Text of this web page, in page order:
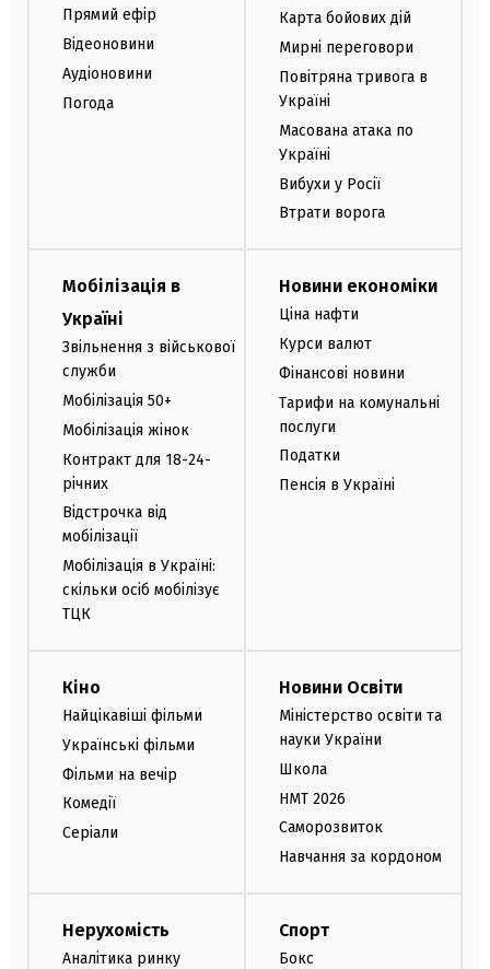
Прямий ефір
Відеоновини
Аудіоновини
Погода
Карта бойових дій
Мирні переговори
Повітряна тривога в
Україні
Масована атака по
Україні
Вибухи у Росії
Втрати ворога
Мобілізація в
Україні
Звільнення з військової
служби
Мобілізація 50+
Мобілізація жінок
Контракт для 18-24-
річних
Відстрочка від
мобілізації
Мобілізація в Україні:
скільки осіб мобілізує
ТЦК
Новини економіки
Ціна нафти
Курси валют
Фінансові новини
Тарифи на комунальні
послуги
Податки
Пенсія в Україні
Кіно
Найцікавіші фільми
Українські фільми
Фільми на вечір
Комедії
Серіали
Новини Освіти
Міністерство освіти та
науки України
Школа
НМТ 2026
Саморозвиток
Навчання за кордоном
Нерухомість
Аналітика ринку
Спорт
Бокс